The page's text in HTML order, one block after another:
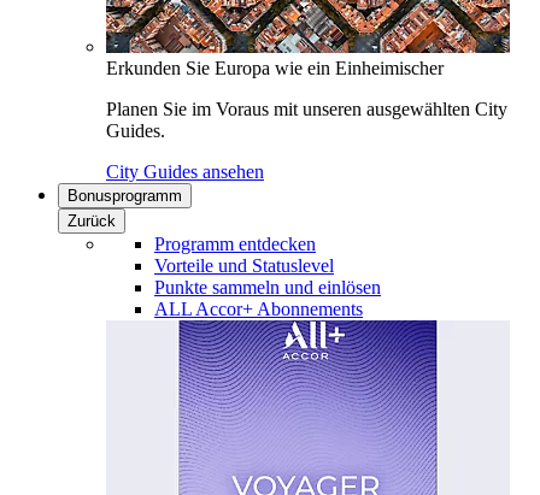
Erkunden Sie Europa wie ein Einheimischer
Planen Sie im Voraus mit unseren ausgewählten City
Guides.
City Guides ansehen
Bonusprogramm
Zurück
Programm entdecken
Vorteile und Statuslevel
Punkte sammeln und einlösen
ALL Accor+ Abonnements